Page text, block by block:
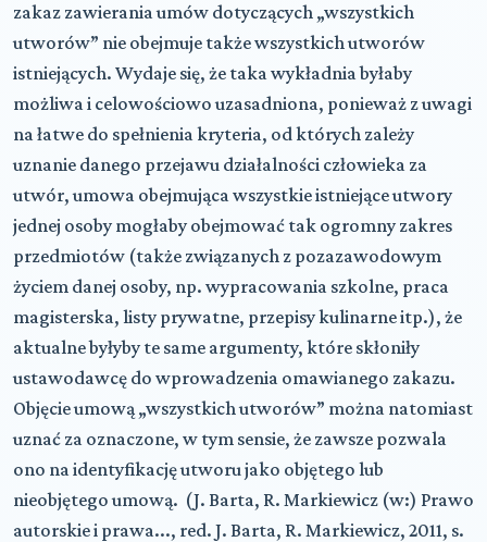
zakaz zawierania umów dotyczących „wszystkich
utworów” nie obejmuje także wszystkich utworów
istniejących. Wydaje się, że taka wykładnia byłaby
możliwa i celowościowo uzasadniona, ponieważ z uwagi
na łatwe do spełnienia kryteria, od których zależy
uznanie danego przejawu działalności człowieka za
utwór, umowa obejmująca wszystkie istniejące utwory
jednej osoby mogłaby obejmować tak ogromny zakres
przedmiotów (także związanych z pozazawodowym
życiem danej osoby, np. wypracowania szkolne, praca
magisterska, listy prywatne, przepisy kulinarne itp.), że
aktualne byłyby te same argumenty, które skłoniły
ustawodawcę do wprowadzenia omawianego zakazu.
Objęcie umową „wszystkich utworów” można natomiast
uznać za oznaczone, w tym sensie, że zawsze pozwala
ono na identyfikację utworu jako objętego lub
nieobjętego umową. (J. Barta, R. Markiewicz (w:) Prawo
autorskie i prawa..., red. J. Barta, R. Markiewicz, 2011, s.